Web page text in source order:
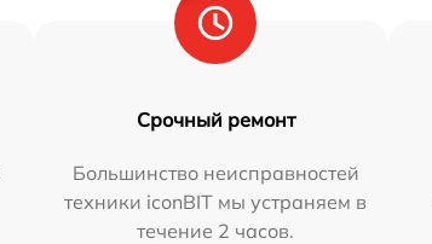
Срочный ремонт
Большинство неисправностей
техники iconBIT мы устраняем в
течение 2 часов.